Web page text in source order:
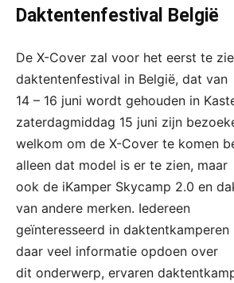
Daktentenfestival België
De X-Cover zal voor het eerst te
daktentenfestival in België, dat van
14 – 16 juni wordt gehouden in
zaterdagmiddag 15 juni zijn
welkom om de X-Cover te komen
alleen dat model is er te zien, maar
ook de iKamper Skycamp 2.0 en
van andere merken. Iedereen
geïnteresseerd in daktentkamperen
daar veel informatie opdoen over
dit onderwerp, ervaren